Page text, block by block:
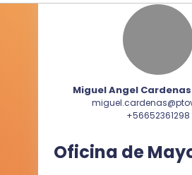
Miguel Angel
+56652361298
Oficina de